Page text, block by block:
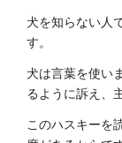
犬を知らない人
す。
犬は言葉を使い
るように訴え、
このハスキーを